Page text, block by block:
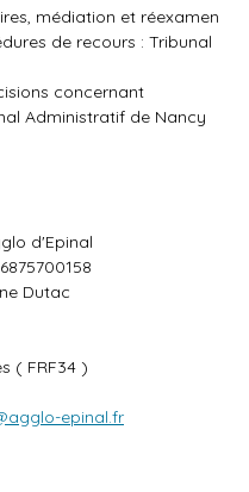
médiation et réexamen
de recours : Tribunal
concernant
Administratif de Nancy
d'Epinal
Dutac
( FRF34 )
epinal.fr